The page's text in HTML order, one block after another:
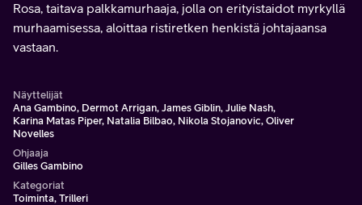
Rosa, taitava palkkamurhaaja, jolla on erityistaidot myrkyllä
murhaamisessa, aloittaa ristiretken henkistä johtajaansa
vastaan.
Näyttelijät
Ana Gambino, Dermot Arrigan, James Giblin, Julie Nash,
Karina Matas Piper, Natalia Bilbao, Nikola Stojanovic, Oliver
Novelles
Ohjaaja
Gilles Gambino
Kategoriat
Toiminta, Trilleri